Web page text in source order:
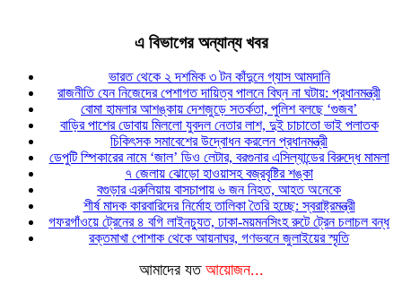
এ বিভাগের অন্যান্য খবর
ভারত থেকে ২ দশমিক ৩ টন কাঁদুনে গ্যাস আমদানি
রাজনীতি যেন নিজেদের পেশাগত দায়িত্ব পালনে বিঘ্ন না ঘটায়: প্রধানমন্ত্রী
বোমা হামলার আশঙ্কায় দেশজুড়ে সতর্কতা, পুলিশ বলছে ‘গুজব’
বাড়ির পাশের ডোবায় মিললো যুবদল নেতার লাশ, দুই চাচাতো ভাই পলাতক
চিকিৎসক সমাবেশের উদ্বোধন করলেন প্রধানমন্ত্রী
ডেপুটি স্পিকারের নামে ‘জাল’ ডিও লেটার, বরগুনার এসিল্যান্ডের বিরুদ্ধে মামলা
৭ জেলায় ঝোড়ো হাওয়াসহ বজ্রবৃষ্টির শঙ্কা
বগুড়ার এরুলিয়ায় বাসচাপায় ৬ জন নিহত, আহত অনেকে
শীর্ষ মাদক কারবারিদের নির্মোহ তালিকা তৈরি হচ্ছে: স্বরাষ্ট্রমন্ত্রী
গফরগাঁওয়ে ট্রেনের ৪ বগি লাইনচ্যুত, ঢাকা-ময়মনসিংহ রুটে ট্রেন চলাচল বন্ধ
রক্তমাখা পোশাক থেকে আয়নাঘর, গণভবনে জুলাইয়ের স্মৃতি
আমাদের যত আয়োজন...